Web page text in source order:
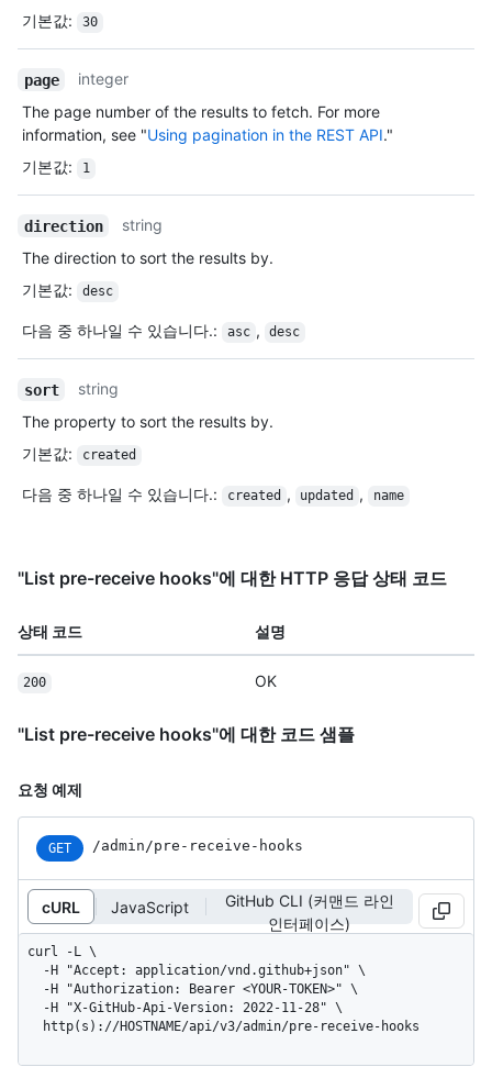
기본값: 30
page
integer
The page number of the results to fetch. For more
information, see "Using pagination in the REST API."
기본값: 1
direction
string
The direction to sort the results by.
기본값: desc
다음 중 하나일 수 있습니다.: asc , desc
sort
string
The property to sort the results by.
기본값: created
다음 중 하나일 수 있습니다.: created , updated , name
"List pre-receive hooks"에 대한 HTTP 응답 상태 코드
상태 코드 설명
200 OK
"List pre-receive hooks"에 대한 코드 샘플
요청 예제
GET /admin/pre-receive-hooks
cURL JavaScript
GitHub CLI (커맨드 라인
인터페이스)
curl -L \
  http(s)://HOSTNAME/api/v3/admin/pre-receive-hooks